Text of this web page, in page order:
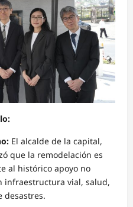
El alcalde de la capital,
que la remodelación es
al histórico apoyo no
infraestructura vial, salud,
desastres.